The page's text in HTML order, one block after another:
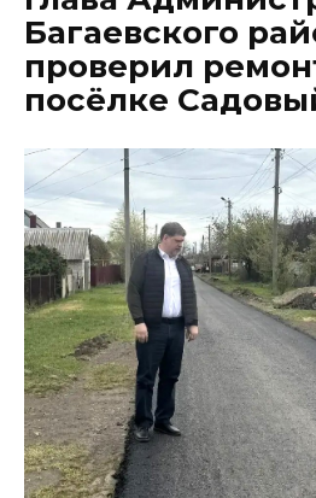
Багаевского
проверил
посёлке